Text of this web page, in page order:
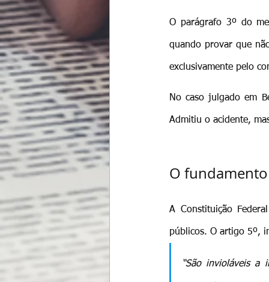
O parágrafo 3º do
quando provar que
exclusivamente pelo
No caso julgado em
Admitiu o acidente,
O
A Constituição
públicos. O artigo 5º,
“São invioláveis a